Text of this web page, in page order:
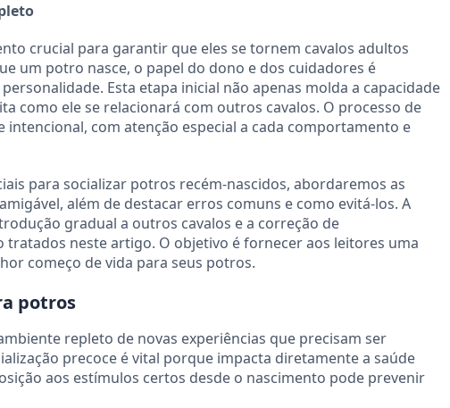
crucial para garantir que eles se tornem cavalos adultos
um potro nasce, o papel do dono e dos cuidadores é
Esta etapa inicial não apenas molda a capacidade
como ele se relacionará com outros cavalos. O processo de
com atenção especial a cada comportamento e
para socializar potros recém-nascidos, abordaremos as
além de destacar erros comuns e como evitá-los. A
gradual a outros cavalos e a correção de
neste artigo. O objetivo é fornecer aos leitores uma
começo de vida para seus potros.
potros
repleto de novas experiências que precisam ser
precoce é vital porque impacta diretamente a saúde
aos estímulos certos desde o nascimento pode prevenir